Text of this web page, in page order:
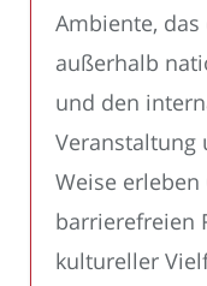
Ambiente,
außerhalb
und den
Veranstaltung
Weise
barrierefreien
kultureller